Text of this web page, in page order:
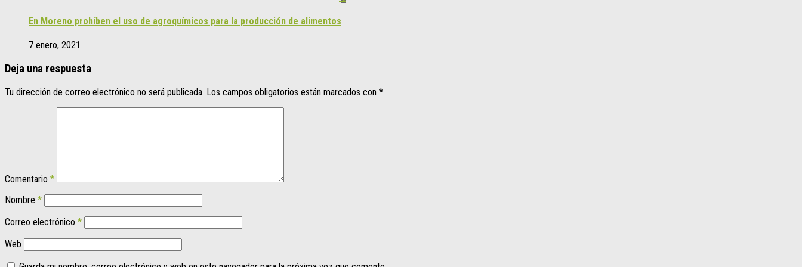
En Moreno prohíben el uso de agroquímicos para la producción de alimentos
7 enero, 2021
Deja una respuesta
Tu dirección de correo electrónico no será publicada. Los campos obligatorios están marcados con *
Comentario *
Nombre *
Correo electrónico *
Web